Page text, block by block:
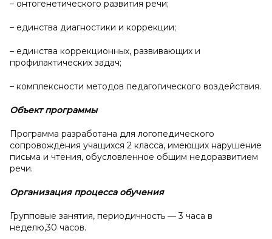
– онтогенетического развития речи;
– единства диагностики и коррекции;
– единства коррекционных, развивающих и
профилактических задач;
– комплексности методов педагогического воздействия.
Объект программы
Программа разработана для логопедического
сопровождения учащихся 2 класса, имеющих нарушение
письма и чтения, обусловленное общим недоразвитием
речи.
Организация процесса обучения
Групповые занятия, периодичность — 3 часа в
неделю,30 часов.